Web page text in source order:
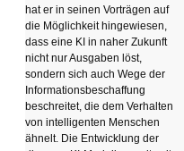
hat er in seinen Vorträgen auf
die Möglichkeit hingewiesen,
dass eine KI in naher Zukunft
nicht nur Ausgaben löst,
sondern sich auch Wege der
Informationsbeschaffung
beschreitet, die dem Verhalten
von intelligenten Menschen
ähnelt. Die Entwicklung der